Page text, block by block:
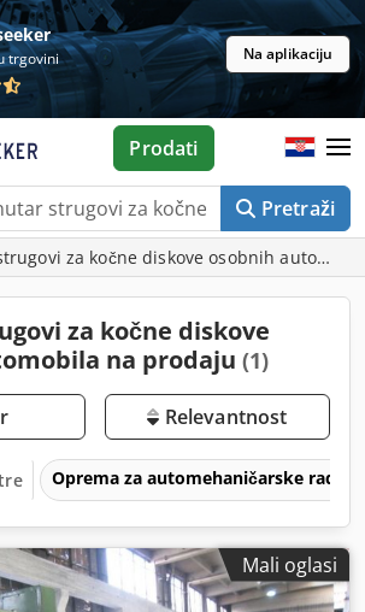
trgovini Na aplikaciju
Pretraži
Prodati
za kočne diskove osobnih
za kočne diskove
na prodaju (1)
Relevantnost
Oprema za automehaničarske
Mali oglasi